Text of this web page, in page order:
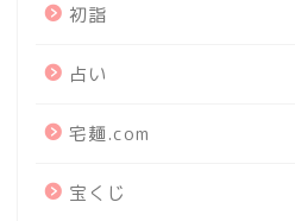
初詣
占い
宅麺.com
宝くじ